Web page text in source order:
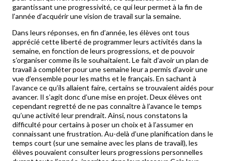
garantissant une progressivité, ce qui leur permet à la fin de
l’année d’acquérir une vision de travail sur la semaine.
Dans leurs réponses, en fin d’année, les élèves ont tous
apprécié cette liberté de programmer leurs activités dans la
semaine, en fonction de leurs progressions, et de pouvoir
s’organiser comme ils le souhaitaient. Le fait d’avoir un plan de
travail à compléter pour une semaine leur a permis d’avoir une
vue d’ensemble pour les maths et le français. En sachant à
l’avance ce qu’ils allaient faire, certains se trouvaient aidés pour
avancer. Il s’agit donc d’une mise en projet. Deux élèves ont
cependant regretté de ne pas connaître à l’avance le temps
qu’une activité leur prendrait. Ainsi, nous constatons la
difficulté pour certains à poser un choix et à l’assumer en
connaissant une frustration. Au-delà d’une planification dans le
temps court (sur une semaine avec les plans de travail), les
élèves pouvaient consulter leurs progressions personnelles